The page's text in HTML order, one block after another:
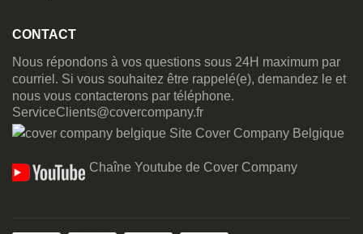
CONTACT
Nous répondons à vos questions sous 24H maximum par
courriel. Si vous souhaitez être rappelé(e), demandez le et
nous vous contacterons par téléphone.
ServiceClients@covercompany.fr
Site Cover Company Belgique
Chaîne Youtube de Cover Company